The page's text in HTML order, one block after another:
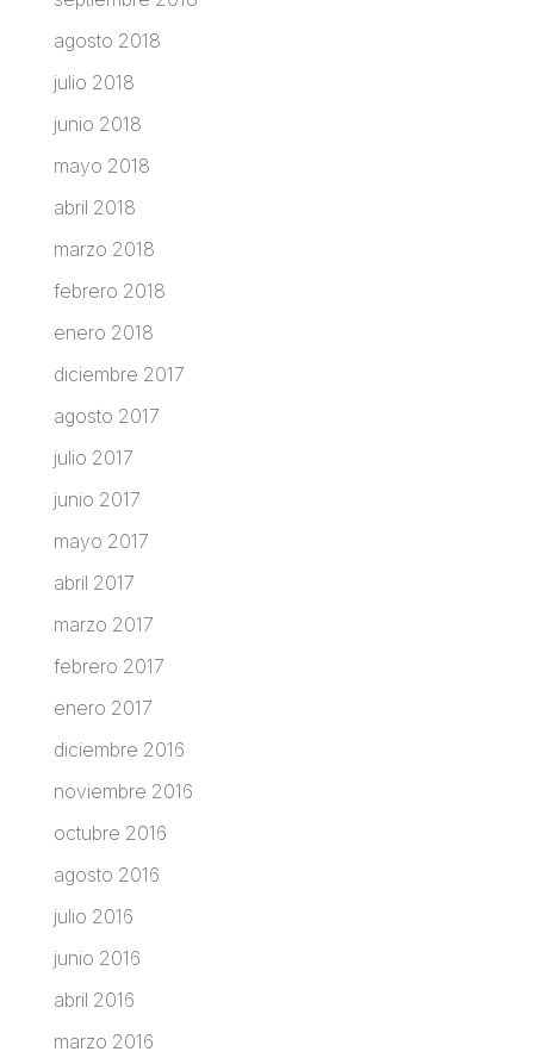
agosto 2018
julio 2018
junio 2018
mayo 2018
abril 2018
marzo 2018
febrero 2018
enero 2018
diciembre 2017
agosto 2017
julio 2017
junio 2017
mayo 2017
abril 2017
marzo 2017
febrero 2017
enero 2017
diciembre 2016
noviembre 2016
octubre 2016
agosto 2016
julio 2016
junio 2016
abril 2016
marzo 2016